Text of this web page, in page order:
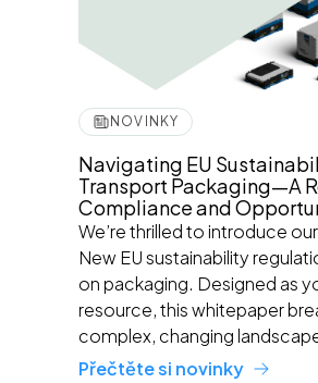
NOVINKY
Navigating EU
Transport Packaging—A
Compliance and
We’re thrilled to introduce
New EU sustainability
on packaging. Designed as
resource, this whitepaper
complex, changing
Přečtěte si novinky